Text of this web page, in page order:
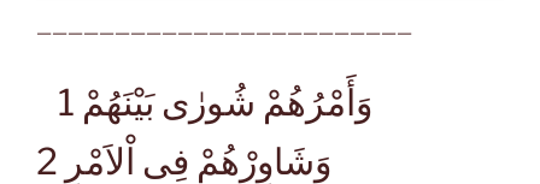
————————————————————————
وَشَاوِرْهُمْ فِى اْلاَمْرِ 2